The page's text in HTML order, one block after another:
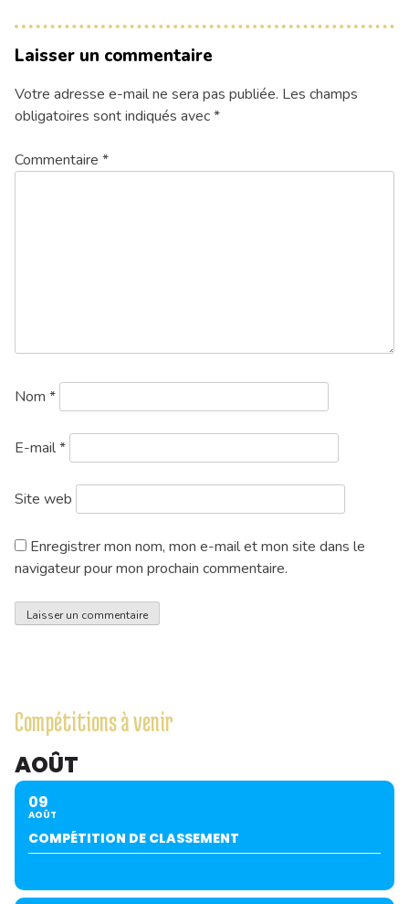
Laisser un commentaire
Votre adresse e-mail ne sera pas publiée. Les champs
obligatoires sont indiqués avec*
Commentaire *
Nom *
E-mail*
Site web
Enregistrer mon nom, mon e-mail et mon site dans le
navigateur pour mon prochain commentaire.
Compétitions à venir
AOÛT
09
AOÛT
COMPÉTITION DE CLASSEMENT